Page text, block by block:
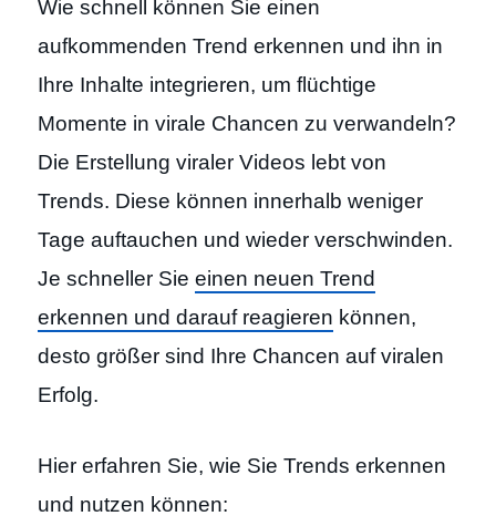
Wie schnell können Sie einen
aufkommenden Trend erkennen und ihn in
Ihre Inhalte integrieren, um flüchtige
Momente in virale Chancen zu verwandeln?
Die Erstellung viraler Videos lebt von
Trends. Diese können innerhalb weniger
Tage auftauchen und wieder verschwinden.
Je schneller Sie einen neuen Trend
erkennen und darauf reagieren können,
desto größer sind Ihre Chancen auf viralen
Erfolg.
Hier erfahren Sie, wie Sie Trends erkennen
und nutzen können: